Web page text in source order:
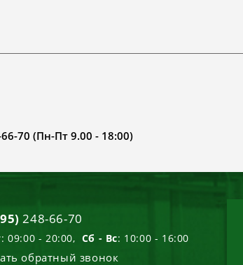
70 (Пн-Пт 9.00 - 18:00)
248-66-70
: 09:00 - 20:00, Сб - Вс: 10:00 - 16:00
обратный звонок